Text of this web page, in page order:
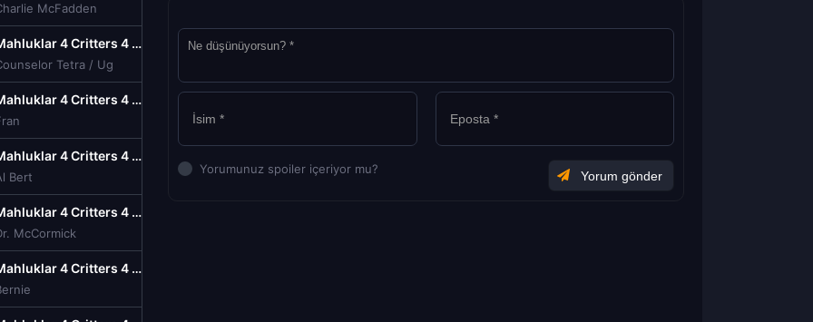
McFadden
Mahluklar 4 Critters 4 Türkçe Dublaj izle (1992)
Tetra / Ug
Mahluklar 4 Critters 4 Türkçe Dublaj izle (1992)
Mahluklar 4 Critters 4 Türkçe Dublaj izle (1992)
Bert
Mahluklar 4 Critters 4 Türkçe Dublaj izle (1992)
McCormick
Mahluklar 4 Critters 4 Türkçe Dublaj izle (1992)
Yorumunuz spoiler içeriyor mu?